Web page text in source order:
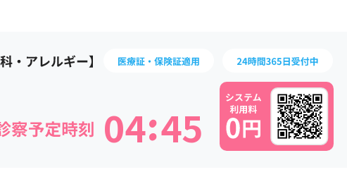
04 45
: